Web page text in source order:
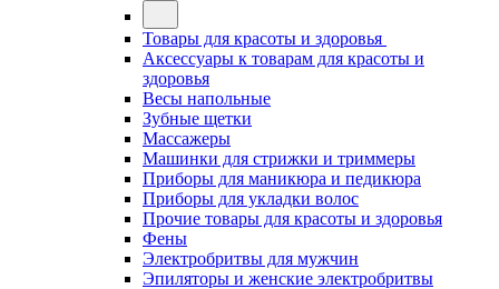
Товары для красоты и здоровья
Аксессуары к товарам для красоты и
здоровья
Весы напольные
Зубные щетки
Массажеры
Машинки для стрижки и триммеры
Приборы для маникюра и педикюра
Приборы для укладки волос
Прочие товары для красоты и здоровья
Фены
Электробритвы для мужчин
Эпиляторы и женские электробритвы